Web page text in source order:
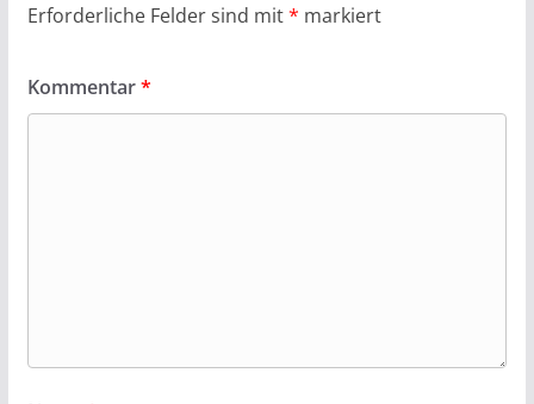
Erforderliche Felder sind mit* markiert
Kommentar*